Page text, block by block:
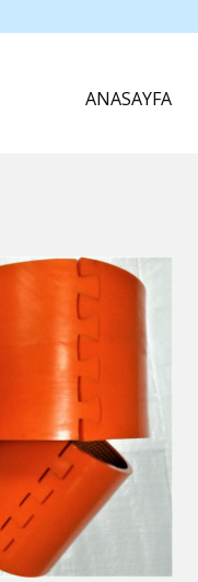
ANASAYFA